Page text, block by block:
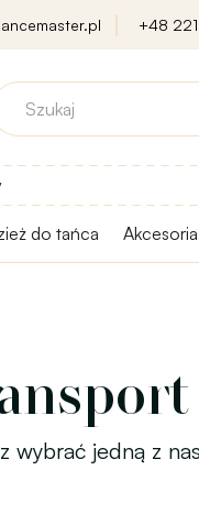
+48
do tańca
wybrać jedną z